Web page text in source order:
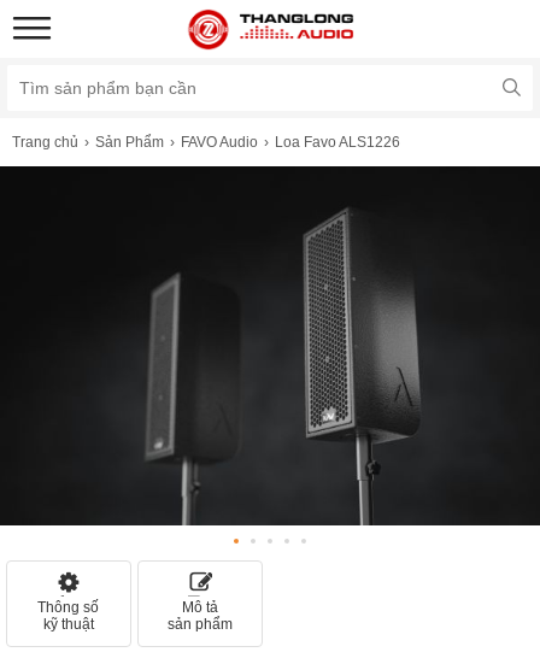
Trang chủ Sản Phẩm FAVO Audio Loa Favo ALS1226
Thông số
kỹ thuật
Mô tả
sản phẩm